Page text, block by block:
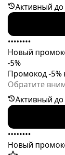
свою покупку.
ограничены.
Активный до
••••••••
Новый
-5%
Промокод -5%
Обратите
действует
Срок
Активный до
••••••••
Новый